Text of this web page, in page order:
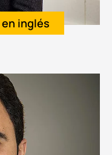
inglés